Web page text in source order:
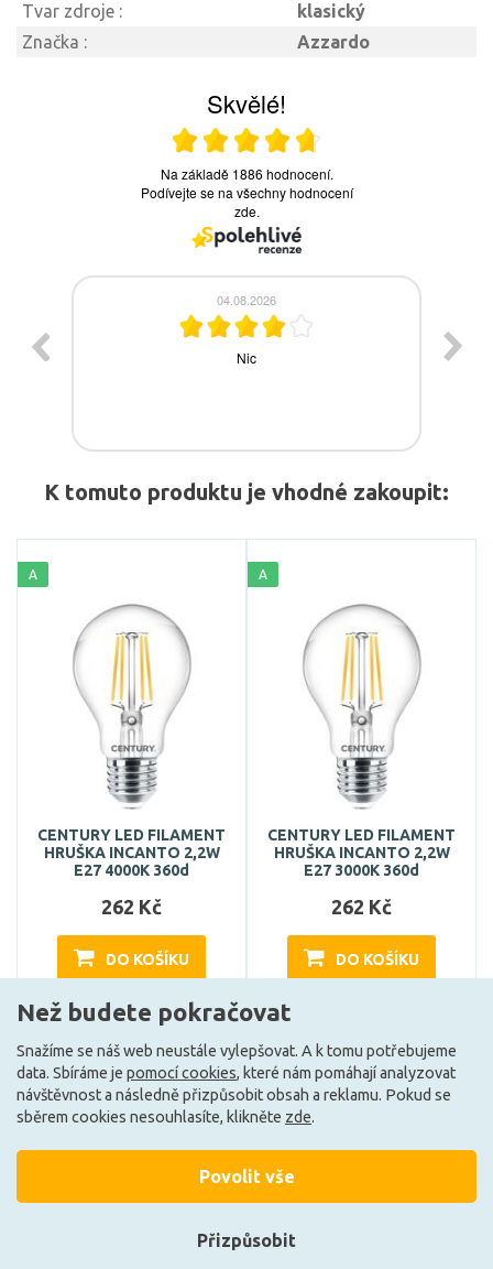
Tvar zdroje :
klasický
Značka :
Azzardo
K tomuto produktu je vhodné zakoupit:
A
CENTURY LED FILAMENT
HRUŠKA INCANTO 2,2W
E27 4000K 360d
262 Kč
DO KOŠÍKU
Může být u Vás 17. 8.
A
CENTURY LED FILAMENT
HRUŠKA INCANTO 2,2W
E27 3000K 360d
262 Kč
DO KOŠÍKU
Může být u Vás 17. 8.
Než budete pokračovat
Snažíme se náš web neustále vylepšovat. A k tomu potřebujeme
data. Sbíráme je pomocí cookies, které nám pomáhají analyzovat
návštěvnost a následně přizpůsobit obsah a reklamu. Pokud se
sběrem cookies nesouhlasíte, klikněte zde.
Přizpůsobit
Povolit vše